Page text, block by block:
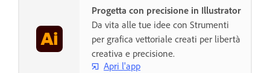
Progetta con precisione in Illustrator
Da vita alle tue idee con Strumenti
per grafica vettoriale creati per libertà
creativa e precisione.
Apri l'app